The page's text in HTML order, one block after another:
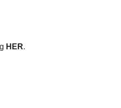
HER.